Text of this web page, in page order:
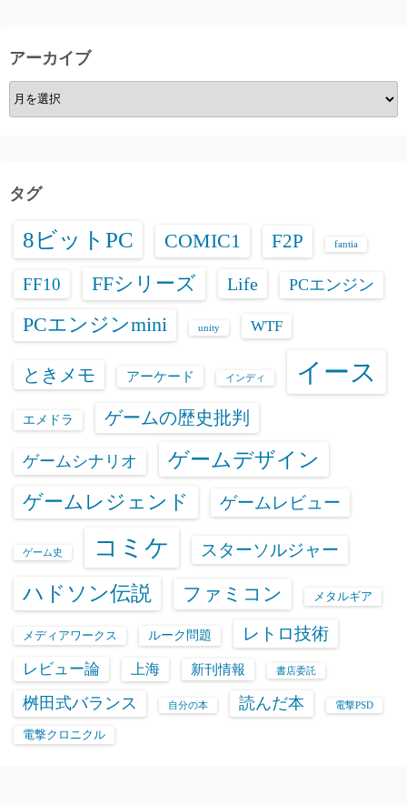
アーカイブ
ア
ー
ブ
タグ
8ビットPC COMIC1 F2P fantia
FF10 FFシリーズ Life PCエンジン
PCエンジンmini unity WTF
ときメモ アーケード インディ イース
エメドラ ゲームの歴史批判
ゲームシナリオ ゲームデザイン
ゲームレジェンド ゲームレビュー
ゲーム史 コミケ スターソルジャー
ハドソン伝説 ファミコン メタルギア
メディアワークス ルーク問題 レトロ技術
レビュー論 上海 新刊情報 書店委託
桝田式バランス 自分の本 読んだ本 電撃PSD
電撃クロニクル